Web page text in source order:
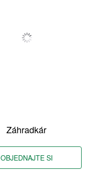
Záhradkár
OBJEDNAJTE SI